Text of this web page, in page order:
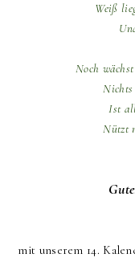
Weiß
Noch
Nichts
Ist
Nützt
mit unserem 14.